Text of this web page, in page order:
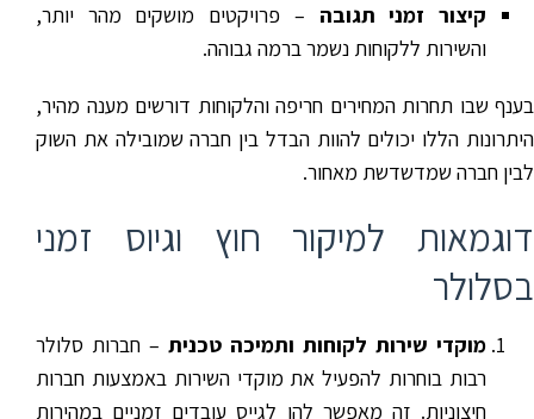
קיצור זמני תגובה – פרויקטים מושקים מהר יותר,
והשירות ללקוחות נשמר ברמה גבוהה.
בענף שבו תחרות המחירים חריפה והלקוחות דורשים מענה מהיר,
היתרונות הללו יכולים להוות הבדל בין חברה שמובילה את השוק
לבין חברה שמדשדשת מאחור.
דוגמאות למיקור חוץ וגיוס זמני
בסלולר
מוקדי שירות לקוחות ותמיכה טכנית – חברות סלולר
רבות בוחרות להפעיל את מוקדי השירות באמצעות חברות
חיצוניות. זה מאפשר להן לגייס עובדים זמניים במהירות